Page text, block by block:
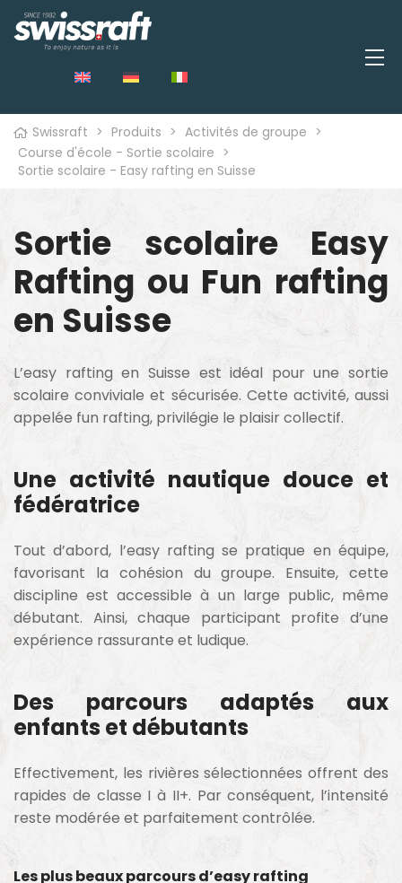
Swissraft > Produits > Activités de groupe >
Course d'école - Sortie scolaire >
Sortie scolaire - Easy rafting en Suisse
Sortie scolaire Easy
Rafting ou Fun rafting
en Suisse
L’easy rafting en Suisse est idéal pour une sortie
scolaire conviviale et sécurisée. Cette activité, aussi
appelée fun rafting, privilégie le plaisir collectif.
Une activité nautique douce et
fédératrice
Tout d’abord, l’easy rafting se pratique en équipe,
favorisant la cohésion du groupe. Ensuite, cette
discipline est accessible à un large public, même
débutant. Ainsi, chaque participant profite d’une
expérience rassurante et ludique.
Des parcours adaptés aux
enfants et débutants
Effectivement, les rivières sélectionnées offrent des
rapides de classe I à II+. Par conséquent, l’intensité
reste modérée et parfaitement contrôlée.
Les plus beaux parcours d’easy rafting